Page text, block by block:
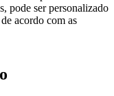
pode ser personalizado
acordo com as